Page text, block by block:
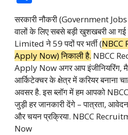
s
A
p
p
er b
o
o
k
e
st
e
dI
n
h
ar
e
सरकारी नौकरी (Government
वालों के लिए सबसे बड़ी खुशखबरी आ
Limited ने 59 पदों पर भर्ती (
Apply Now) निकाली है. NBCC
Apply Now अगर आप इंजीनियरिंग,
आर्किटेक्चर के क्षेत्र में करियर बनाना
अवसर है. इस ब्लॉग में हम आपको
जुड़ी हर जानकारी देंगे – पात्रता,
और चयन प्रक्रिया. NBCC
Now